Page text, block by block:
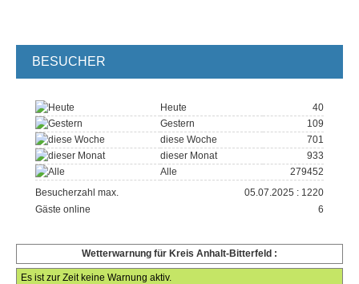
BESUCHER
Heute
40
Gestern
109
diese Woche
701
dieser Monat
933
Alle
279452
Besucherzahl max.
05.07.2025 : 1220
Gäste online
6
Wetterwarnung für Kreis Anhalt-Bitterfeld :
Es ist zur Zeit keine Warnung aktiv.